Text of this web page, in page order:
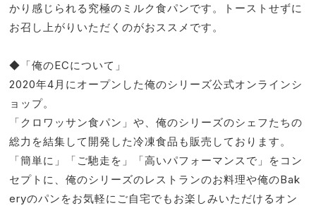
かり感じられる究極のミルク食パンです。トーストせずに
お召し上がりいただくのがおススメです。
◆「俺のECについて」
2020年4月にオープンした俺のシリーズ公式オンラインシ
ョップ。
「クロワッサン食パン」や、俺のシリーズのシェフたちの
総力を結集して開発した冷凍食品も販売しております。
「簡単に」「ご馳走を」「高いパフォーマンスで」をコン
セプトに、俺のシリーズのレストランのお料理や俺のBak
eryのパンをお気軽にご自宅でもお楽しみいただけるオン